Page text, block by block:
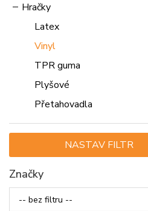
Hračky
Latex
Vinyl
TPR guma
Plyšové
Přetahovadla
Značky